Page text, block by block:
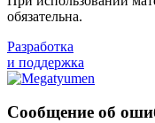
обязательна.
Разработка
и поддержка
Сообщение об